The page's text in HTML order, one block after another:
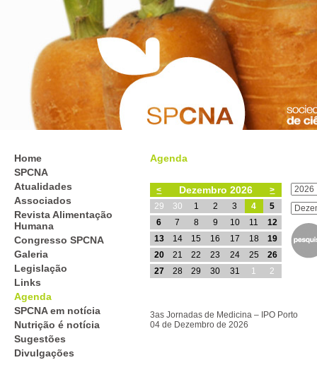
Home
SPCNA
Atualidades
Associados
Revista Alimentação
Humana
Congresso SPCNA
Galeria
Legislação
Links
Agenda
SPCNA em notícia
Nutrição é notícia
Sugestões
Divulgações
Agenda
< Dezembro 2026
>
29
30 1 2 3 4
5
6
7 8 9 10 11
12
13
14 15 16 17 18
19
20
21 22 23 24 25
26
27
28 29 30 31 1 2
3as Jornadas de Medicina – IPO Porto
04 de Dezembro de 2026